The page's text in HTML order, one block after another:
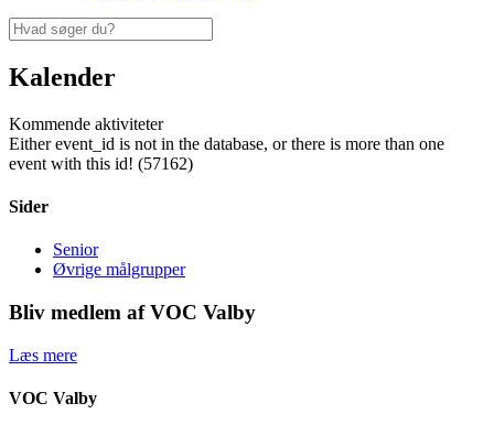
Kalender
Kommende aktiviteter
Either event_id is not in the database, or there is more than one
event with this id! (57162)
Sider
Senior
Øvrige målgrupper
Bliv medlem af VOC Valby
Læs mere
VOC Valby